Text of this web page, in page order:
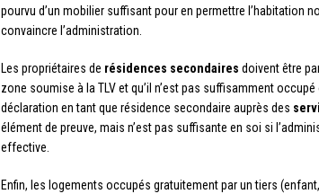
pourvu d’un mobilier suffisant pour en permettre l’habitation
convaincre l’administration.
Les propriétaires de résidences secondaires doivent être
zone soumise à la TLV et qu’il n’est pas suffisamment
déclaration en tant que résidence secondaire auprès des
élément de preuve, mais n’est pas suffisante en soi si
effective.
Enfin, les logements occupés gratuitement par un tiers